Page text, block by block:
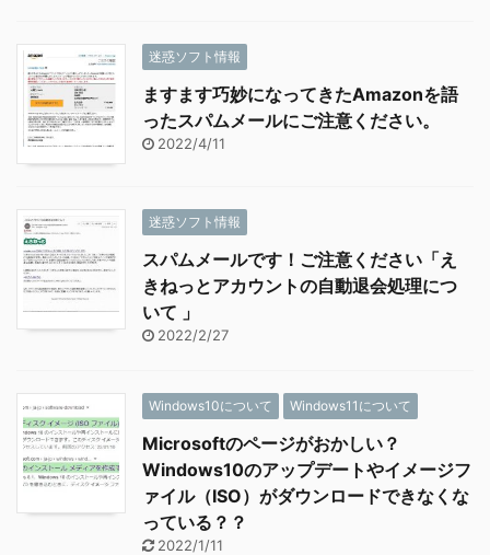
迷惑ソフト情報
ますます巧妙になってきたAmazonを語
ったスパムメールにご注意ください。
2022/4/11
迷惑ソフト情報
スパムメールです！ご注意ください「え
きねっとアカウントの自動退会処理につ
いて 」
2022/2/27
Windows10について Windows11について
Microsoftのページがおかしい？
Windows10のアップデートやイメージフ
ァイル（ISO）がダウンロードできなくな
っている？？
2022/1/11